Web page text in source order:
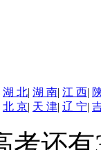
湖 北| 湖 南| 江 西|
北 京| 天 津| 辽 宁|
考还有